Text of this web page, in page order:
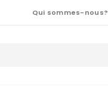
Qui sommes-nous?